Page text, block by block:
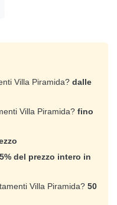
Villa Piramida? dalle
Villa Piramida? fino
del prezzo intero in
Villa Piramida? 50